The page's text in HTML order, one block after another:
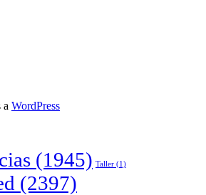
a WordPress
(1945) Taller (1)
(2397)